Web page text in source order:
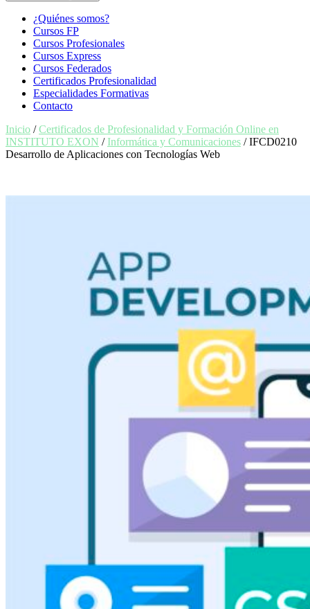
¿Quiénes somos?
Cursos FP
Cursos Profesionales
Cursos Express
Cursos Federados
Certificados Profesionalidad
Especialidades Formativas
Contacto
Inicio /Certificados de Profesionalidad y Formación Online en
INSTITUTO EXON / Informática y Comunicaciones / IFCD0210
Desarrollo de Aplicaciones con Tecnologías Web